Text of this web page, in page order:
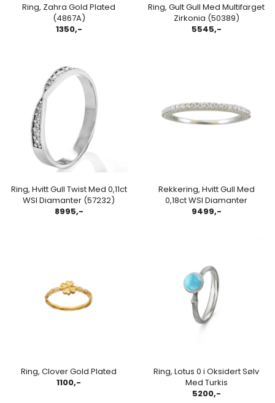
Ring, Zahra Gold Plated
(4867A)
1350,-
Ring, Gult Gull Med Multifarget
Zirkonia (50389)
5545,-
Ring, Hvitt Gull Twist Med 0,11ct
WSI Diamanter (57232)
8995,-
Rekkering, Hvitt Gull Med
0,18ct WSI Diamanter
9499,-
Ring, Clover Gold Plated
1100,-
Ring, Lotus 0 i Oksidert Sølv
Med Turkis
5200,-